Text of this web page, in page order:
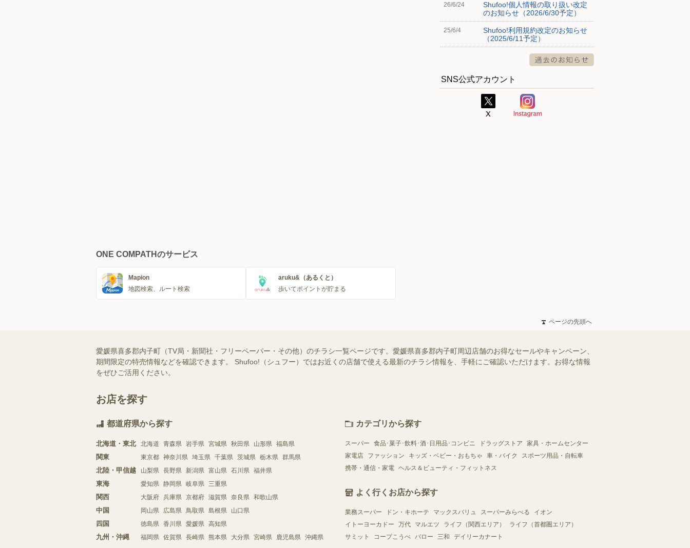
26/6/24
Shufoo!個人情報の取り扱い改定
のお知らせ（2026/6/30予定）
25/6/4
Shufoo!利用規約改定のお知らせ
（2025/6/11予定）
SNS公式アカウント
ONE COMPATHのサービス
Mapion
地図検索、ルート検索
aruku&（あるくと）
歩いてポイントが貯まる
ページの先頭へ
愛媛県喜多郡内子町（TV局・新聞社・フリーペーパー・その他）のチラシ一覧ページです。愛媛県喜多郡内子町周辺店舗のお得なセールやキャンペーン、
期間限定の特売情報などを確認できます。 Shufoo!（シュフー）ではお近くの店舗で使える最新のチラシ情報を、手軽にご確認いただけます。お得な情報
をぜひご活用ください。
お店を探す
都道府県から探す
北海道・東北 北海道 青森県 岩手県 宮城県 秋田県 山形県 福島県
関東 東京都 神奈川県 埼玉県 千葉県 茨城県 栃木県 群馬県
北陸・甲信越 山梨県 長野県 新潟県 富山県 石川県 福井県
東海 愛知県 静岡県 岐阜県 三重県
関西 大阪府 兵庫県 京都府 滋賀県 奈良県 和歌山県
中国 岡山県 広島県 鳥取県 島根県 山口県
四国 徳島県 香川県 愛媛県 高知県
九州・沖縄 福岡県 佐賀県 長崎県 熊本県 大分県 宮崎県 鹿児島県 沖縄県
カテゴリから探す
スーパー 食品･菓子･飲料･酒･日用品･コンビニ ドラッグストア
家具・ホームセンター
家電店
ファッション キッズ・ベビー・おもちゃ 車・バイク
スポーツ用品・自転車
携帯・通信・家電 ヘルス＆ビューティ・フィットネス
よく行くお店から探す
業務スーパー ドン・キホーテ マックスバリュ スーパーみらべる
イオン
イトーヨーカドー
万代 マルエツ ライフ（関西エリア）
ライフ（首都圏エリア）
サミット
コープこうべ バロー 三和 デイリーカナート